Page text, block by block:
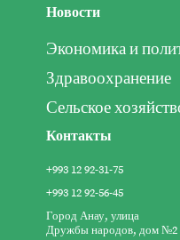
Новости
Экономика и
Здравоохранение
Сельское
Контакты
+993 12 92-31-75
+993 12 92-56-45
Город Анау, улица
Дружбы народов, дом №2